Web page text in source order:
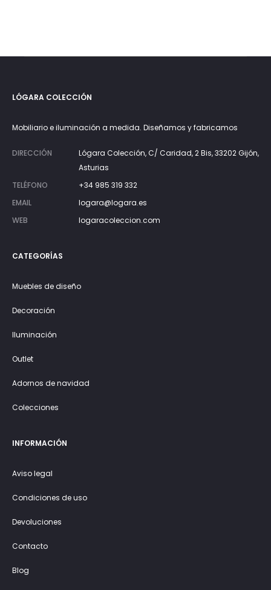
LÓGARA COLECCIÓN
Mobiliario e iluminación a medida. Diseñamos y fabricamos
DIRECCIÓN
Lógara Colección, C/ Caridad, 2 Bis, 33202 Gijón,
Asturias
TELÉFONO
+34 985 319 332
EMAIL
logara@logara.es
WEB
logaracoleccion.com
CATEGORÍAS
Muebles de diseño
Decoración
Iluminación
Outlet
Adornos de navidad
Colecciones
INFORMACIÓN
Aviso legal
Condiciones de uso
Devoluciones
Contacto
Blog